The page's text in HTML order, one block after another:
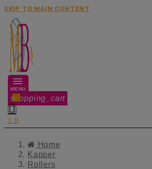
SKIP TO MAIN CONTENT
MENU
shopping_cart
0

 0
Home
Kapper
Rollers